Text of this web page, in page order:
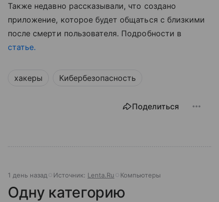
Также недавно рассказывали, что создано
приложение, которое будет общаться с близкими
после смерти пользователя. Подробности в
статье.
хакеры Кибербезопасность
Поделиться
1 день назад Источник: Lenta.Ru Компьютеры
Одну категорию